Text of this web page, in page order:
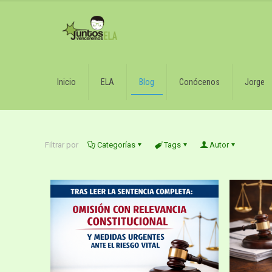
Inicio ELA Blog Conócenos Jorge
Filtrar por Categorías Tags Autor